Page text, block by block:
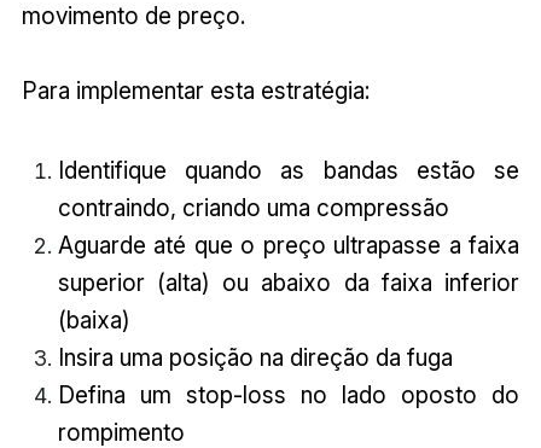
movimento de preço.
Para implementar esta estratégia:
Identifique quando as bandas estão se
contraindo, criando uma compressão
Aguarde até que o preço ultrapasse a faixa
superior (alta) ou abaixo da faixa inferior
(baixa)
Insira uma posição na direção da fuga
Defina um stop-loss no lado oposto do
rompimento